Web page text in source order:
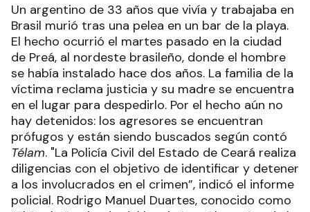
Un argentino de 33 años que vivía y trabajaba en
Brasil murió tras una pelea en un bar de la playa.
El hecho ocurrió el martes pasado en la ciudad
de Preá, al nordeste brasileño, donde el hombre
se había instalado hace dos años. La familia de la
víctima reclama justicia y su madre se encuentra
en el lugar para despedirlo. Por el hecho aún no
hay detenidos: los agresores se encuentran
prófugos y están siendo buscados según contó
Télam. "La Policía Civil del Estado de Ceará realiza
diligencias con el objetivo de identificar y detener
a los involucrados en el crimen”, indicó el informe
policial. Rodrigo Manuel Duartes, conocido como